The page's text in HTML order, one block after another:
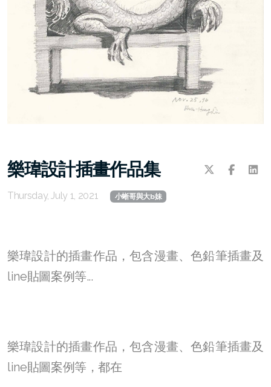
樂瑋設計插畫作品集
Thursday, July 1, 2021 小蜥哥與大b妹
樂瑋設計的插畫作品，包含漫畫、色鉛筆插畫及
line貼圖案例等...
樂瑋設計的插畫作品，包含漫畫、色鉛筆插畫及
line貼圖案例等，都在